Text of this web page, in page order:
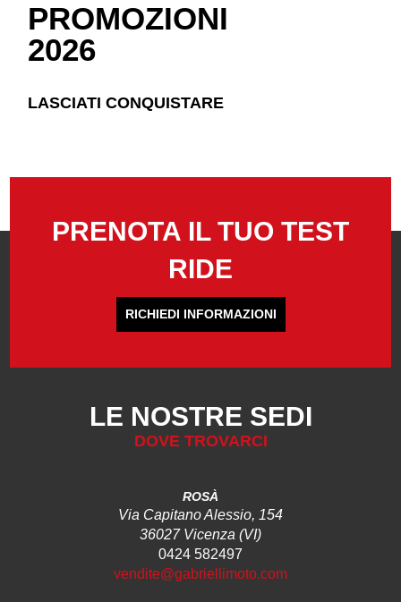
PROMOZIONI
2026
LASCIATI CONQUISTARE
PRENOTA IL TUO TEST
RIDE
RICHIEDI INFORMAZIONI
LE NOSTRE SEDI
DOVE TROVARCI
ROSÀ
Via Capitano Alessio, 154
36027 Vicenza (VI)
0424 582497
vendite@gabriellimoto.com